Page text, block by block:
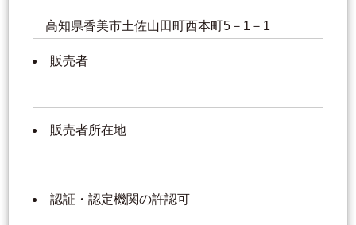
高知県香美市土佐山田町西本町5－1－1
販売者
販売者所在地
認証・認定機関の許認可